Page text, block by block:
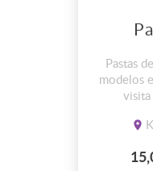
Pastas
modelos
visita